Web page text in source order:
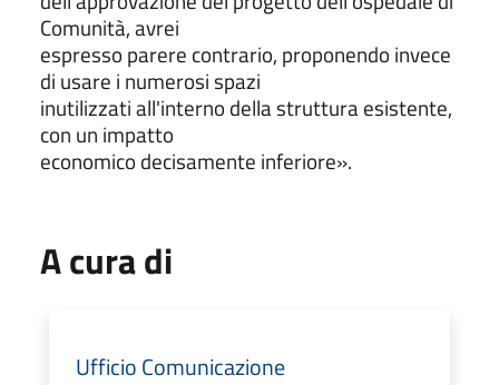
Comunità, avrei
espresso parere contrario, proponendo invece
di usare i numerosi spazi
inutilizzati all'interno della struttura esistente,
con un impatto
economico decisamente inferiore».
A cura di
Ufficio Comunicazione